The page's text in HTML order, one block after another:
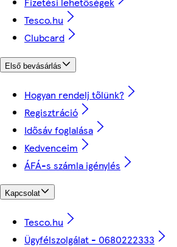
Tesco.hu
Clubcard
Első bevásárlás
Hogyan rendelj tőlünk?
Regisztráció
Idősáv foglalása
Kedvenceim
ÁFÁ-s számla igénylés
Kapcsolat
Tesco.hu
Ügyfélszolgálat - 0680222333